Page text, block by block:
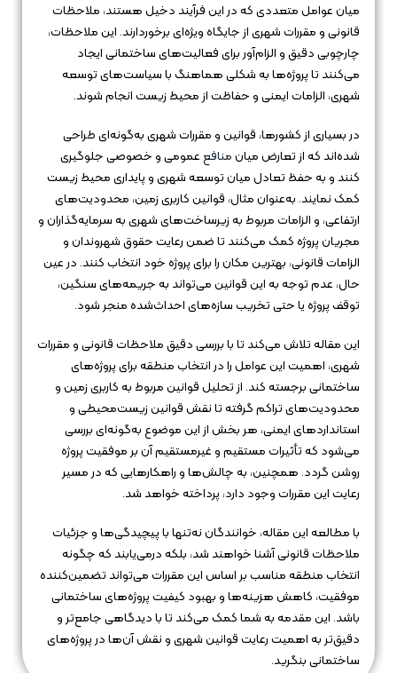
میان عوامل متعددی که در این فرآیند دخیل هستند، ملاحظات
قانونی و مقررات شهری از جایگاه ویژه‌ای برخوردارند. این ملاحظات،
چارچوبی دقیق و الزام‌آور برای فعالیت‌های ساختمانی ایجاد
می‌کنند تا پروژه‌ها به شکلی هماهنگ با سیاست‌های توسعه
شهری، الزامات ایمنی و حفاظت از محیط زیست انجام شوند.
در بسیاری از کشورها، قوانین و مقررات شهری به‌گونه‌ای طراحی
شده‌اند که از تعارض میانمنافع عمومی و خصوصی جلوگیری
کنند و به حفظ تعادل میان توسعه شهری و پایداری محیط زیست
کمک نمایند. به‌عنوان مثال، قوانین کاربری زمین، محدودیت‌های
ارتفاعی، و الزامات مربوط به زیرساخت‌های شهری به سرمایه‌گذاران و
مجریان پروژه کمک می‌کنند تا ضمن رعایت حقوق شهروندان و
الزامات قانونی، بهترین مکان را برای پروژه خود انتخاب کنند. در عین
حال، عدم توجه به این قوانین می‌تواند به جریمه‌های سنگین،
توقف پروژه یا حتی تخریب سازه‌های احداث‌شده منجر شود.
این مقاله تلاش می‌کند تا با بررسی دقیق ملاحظات قانونی و مقررات
شهری، اهمیت این عوامل را در انتخاب منطقه برای پروژه‌های
ساختمانی برجسته کند. از تحلیل قوانین مربوط به کاربری زمین و
محدودیت‌های تراکم گرفته تا نقش قوانین زیست‌محیطی و
استانداردهای ایمنی، هر بخش از این موضوع به‌گونه‌ای بررسی
می‌شود که تأثیرات مستقیم و غیرمستقیم آن بر موفقیت پروژه
روشن گردد. همچنین، به چالش‌ها و راهکارهایی که در مسیر
رعایت این مقررات وجود دارد، پرداخته خواهد شد.
با مطالعه این مقاله، خوانندگان نه‌تنها با پیچیدگی‌ها و جزئیات
ملاحظات قانونی آشنا خواهند شد، بلکه درمی‌یابند که چگونه
انتخاب منطقه مناسب بر اساس این مقررات می‌تواند تضمین‌کننده
موفقیت، کاهش هزینه‌ها و بهبود کیفیت پروژه‌های ساختمانی
باشد. این مقدمه به شما کمک می‌کند تا با دیدگاهی جامع‌تر و
دقیق‌تر به اهمیت رعایت قوانین شهری و نقش آن‌ها در پروژه‌های
ساختمانی بنگرید.